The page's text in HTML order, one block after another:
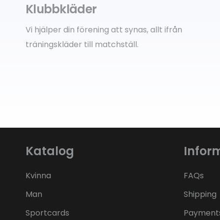
Klubbkläder
Vi hjälper din förening att synas, allt ifrån
träningskläder till matchställ.
Katalog
Kvinna
Man
Sportcards
FAQs
Shipping